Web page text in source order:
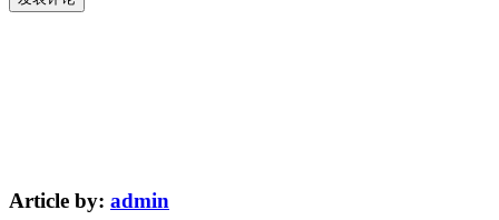
Article by: admin